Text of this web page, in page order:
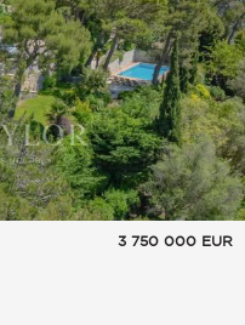
3 750 000 EUR